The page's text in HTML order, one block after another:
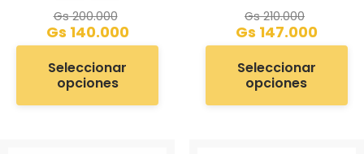
Gs200.000
Gs 140.000
Seleccionar
opciones
Gs210.000
Gs 147.000
Seleccionar
opciones